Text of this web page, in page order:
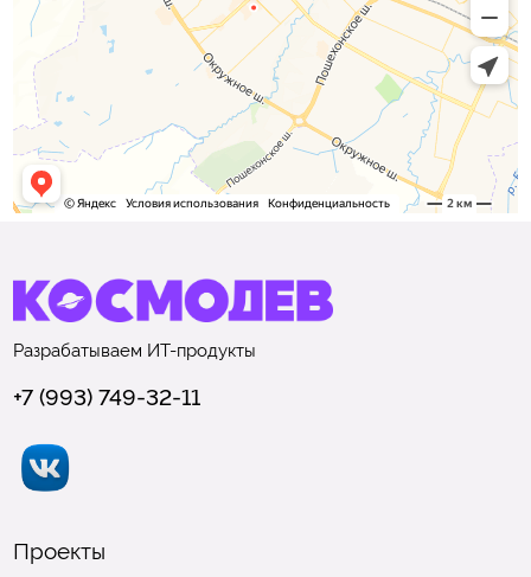
Разрабатываем ИТ-продукты
+7 (993) 749-32-11
Проекты